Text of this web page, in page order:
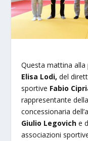
Questa mattina alla
Elisa Lodi,del
sportive Fabio
rappresentante
concessionaria
Giulio Legoviche
associazioni